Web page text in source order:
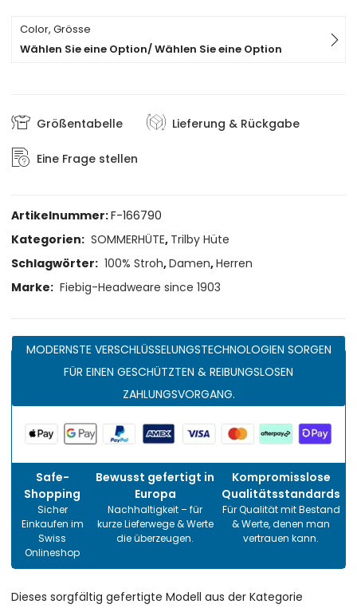
Color, Grösse
Wählen Sie eine Option/ Wählen Sie eine Option
Größentabelle Lieferung & Rückgabe
Eine Frage stellen
Artikelnummer:F-166790
Kategorien: SOMMERHÜTE, Trilby Hüte
Schlagwörter: 100% Stroh,Damen,Herren
Marke: Fiebig-Headweare since 1903
MODERNSTE VERSCHLÜSSELUNGSTECHNOLOGIEN SORGEN
FÜR EINEN GESCHÜTZTEN & REIBUNGSLOSEN
ZAHLUNGSVORGANG.
Safe-
Shopping
Sicher
Einkaufen im
Swiss
Onlineshop
Bewusst gefertigt in
Europa
Nachhaltigkeit – für
kurze Lieferwege & Werte
die überzeugen.
Kompromisslose
Qualitätsstandards
Für Qualität mit Bestand
& Werte, denen man
vertrauen kann.
Dieses sorgfältig gefertigte Modell aus der Kategorie